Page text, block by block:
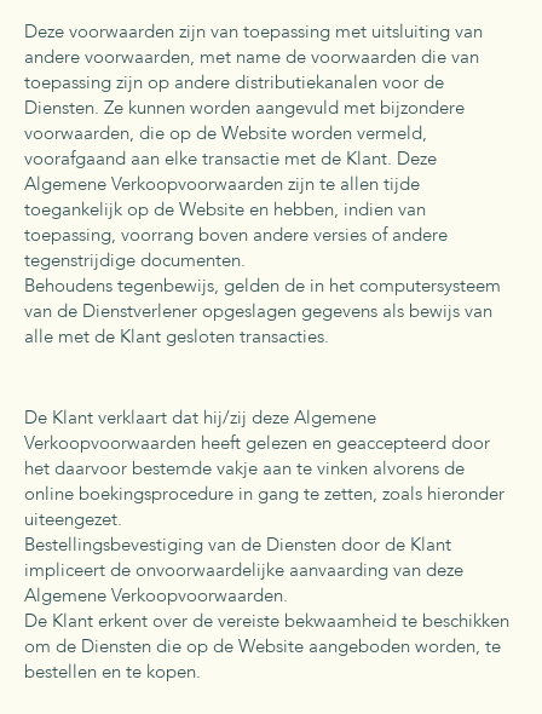
Deze voorwaarden zijn van toepassing met uitsluiting van
andere voorwaarden, met name de voorwaarden die van
toepassing zijn op andere distributiekanalen voor de
Diensten. Ze kunnen worden aangevuld met bijzondere
voorwaarden, die op de Website worden vermeld,
voorafgaand aan elke transactie met de Klant. Deze
Algemene Verkoopvoorwaarden zijn te allen tijde
toegankelijk op de Website en hebben, indien van
toepassing, voorrang boven andere versies of andere
tegenstrijdige documenten.
Behoudens tegenbewijs, gelden de in het computersysteem
van de Dienstverlener opgeslagen gegevens als bewijs van
alle met de Klant gesloten transacties.
De Klant verklaart dat hij/zij deze Algemene
Verkoopvoorwaarden heeft gelezen en geaccepteerd door
het daarvoor bestemde vakje aan te vinken alvorens de
online boekingsprocedure in gang te zetten, zoals hieronder
uiteengezet.
Bestellingsbevestiging van de Diensten door de Klant
impliceert de onvoorwaardelijke aanvaarding van deze
Algemene Verkoopvoorwaarden.
De Klant erkent over de vereiste bekwaamheid te beschikken
om de Diensten die op de Website aangeboden worden, te
bestellen en te kopen.